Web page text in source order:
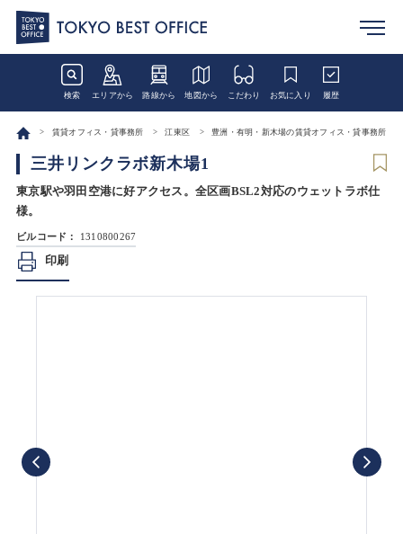
検索 エリアから 路線から 地図から こだわり お気に入り 履歴
賃貸オフィス・貸事務所 江東区 豊洲・有明・新木場の賃貸オフィス・貸事務所
三井リンクラボ新木場1
東京駅や羽田空港に好アクセス。全区画BSL2対応のウェットラボ仕
様。
ビルコード： 1310800267
印刷